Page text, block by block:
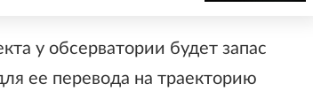
у обсерватории будет запас
ее перевода на траекторию